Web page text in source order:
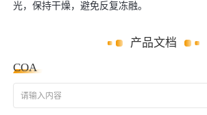
光，保持干燥，避免反复冻融。
产品文档
COA
请输入内容